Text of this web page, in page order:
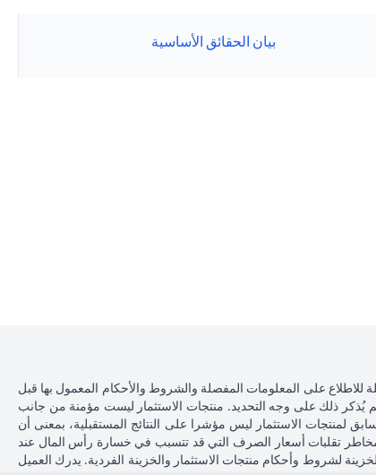
بيان الحقائق الأساسية
على المعلومات المفصلة والشروط والأحكام المعمول بها قبل
يُذكر ذلك على وجه التحديد. منتجات الاستثمار ليست مؤمنة من جانب
لمنتجات الاستثمار ليس مؤشرا على النتائج المستقبلية، بمعنى أن
تقلبات أسعار الصرف التي قد تتسبب في خسارة رأس المال عند
لشروط وأحكام منتجات الاستثمار والخزينة الفردية. يدرك العميل